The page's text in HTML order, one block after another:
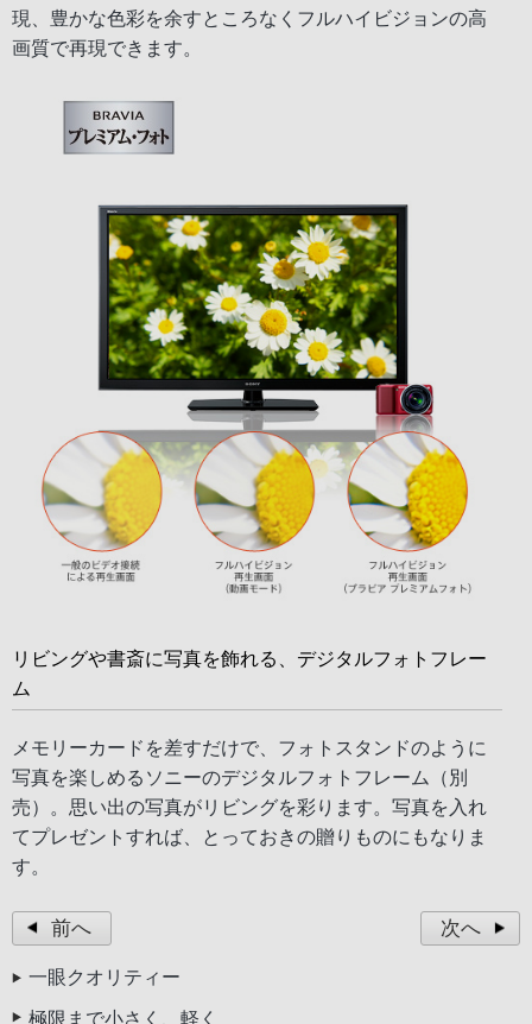
現、豊かな色彩を余すところなくフルハイビジョンの高
画質で再現できます。
リビングや書斎に写真を飾れる、デジタルフォトフレー
ム
メモリーカードを差すだけで、フォトスタンドのように
写真を楽しめるソニーのデジタルフォトフレーム（別
売）。思い出の写真がリビングを彩ります。写真を入れ
てプレゼントすれば、とっておきの贈りものにもなりま
す。
前へ 次へ
一眼クオリティー
極限まで小さく、軽く